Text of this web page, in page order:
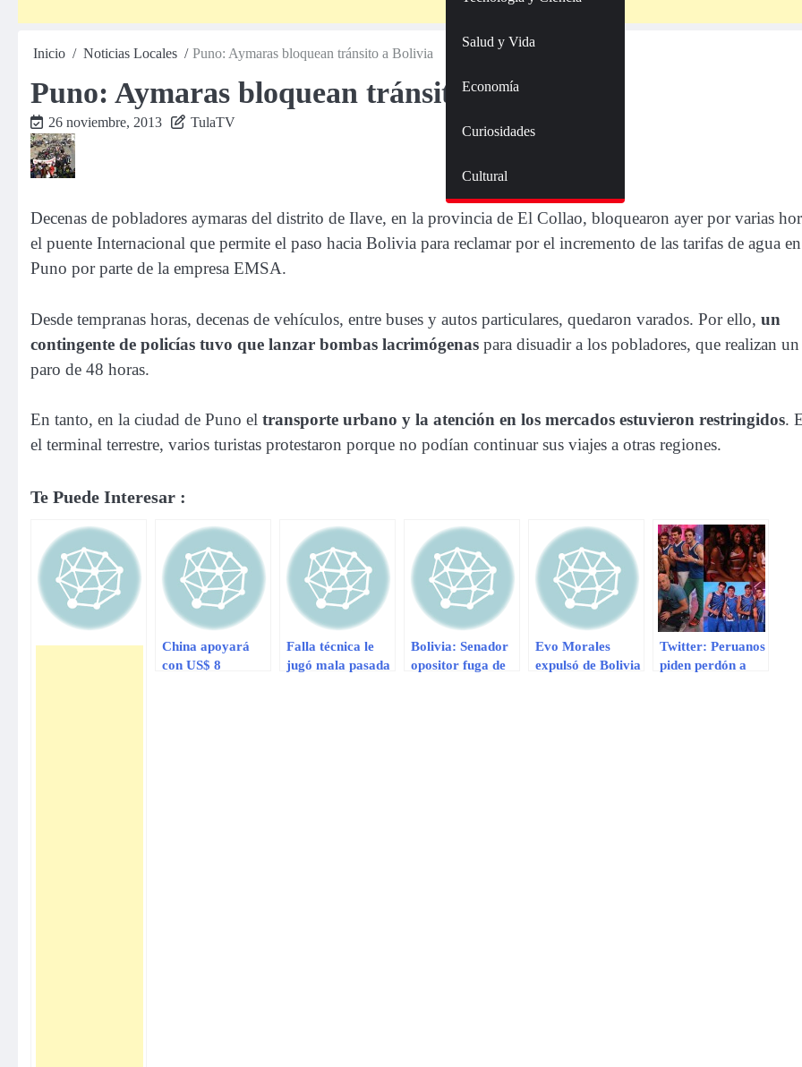
Salud y Vida
Economía
Curiosidades
Cultural
Inicio Noticias Locales Puno: Aymaras bloquean tránsito a Bolivia
Puno: Aymaras bloquean tránsito a Bolivia
26 noviembre, 2013 TulaTV
Decenas de pobladores aymaras del distrito de Ilave, en la provincia de El Collao, bloquearon ayer por varias
el puente Internacional que permite el paso hacia Bolivia para reclamar por el incremento de las tarifas de agua en
Puno por parte de la empresa EMSA.
Desde tempranas horas, decenas de vehículos, entre buses y autos particulares, quedaron varados. Por ello, un
contingente de policías tuvo que lanzar bombas lacrimógenas para disuadir a los pobladores, que realizan un
paro de 48 horas.
En tanto, en la ciudad de Puno el transporte urbano y la atención en los mercados estuvieron restringidos.
el terminal terrestre, varios turistas protestaron porque no podían continuar sus viajes a otras regiones.
Te Puede Interesar :
China apoyará
con US$ 8
Falla técnica le
jugó mala pasada
Bolivia: Senador
opositor fuga de
Evo Morales
expulsó de Bolivia
Twitter: Peruanos
piden perdón a